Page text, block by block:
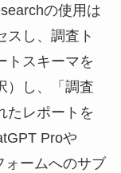
の使用は
スし、調査ト
トスキーマを
）し、「調査
たレポートを
Proや
ォームへのサブ